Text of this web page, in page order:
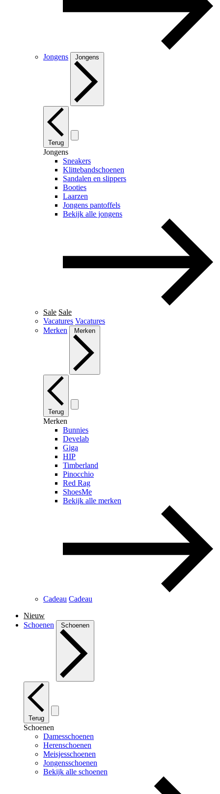
Jongens Jongens
Terug
Jongens
Sneakers
Klittebandschoenen
Sandalen en slippers
Booties
Laarzen
Jongens pantoffels
Bekijk alle jongens
Sale Sale
Vacatures Vacatures
Merken
Merken
Terug
Merken
Bunnies
Develab
Giga
HIP
Timberland
Pinocchio
Red Rag
ShoesMe
Bekijk alle merken
Cadeau Cadeau
Nieuw
Schoenen
Schoenen
Terug
Schoenen
Damesschoenen
Herenschoenen
Meisjesschoenen
Jongensschoenen
Bekijk alle schoenen